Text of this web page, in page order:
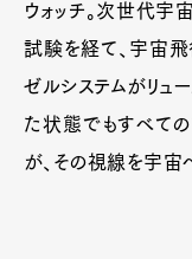
ウォッチ。次世代宇
試験を経て、宇宙
ゼルシステムがリュ
た状態でもすべての
が、その視線を宇宙